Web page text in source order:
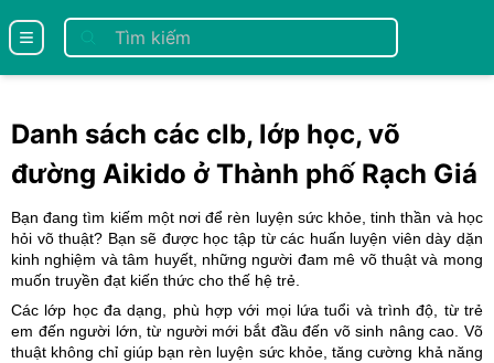
menu
Danh sách các clb, lớp học, võ
đường Aikido ở Thành phố Rạch Giá
Bạn đang tìm kiếm một nơi để rèn luyện sức khỏe, tinh thần và học
hỏi võ thuật? Bạn sẽ được học tập từ các huấn luyện viên dày dặn
kinh nghiệm và tâm huyết, những người đam mê võ thuật và mong
muốn truyền đạt kiến thức cho thế hệ trẻ.
Các lớp học đa dạng, phù hợp với mọi lứa tuổi và trình độ, từ trẻ
em đến người lớn, từ người mới bắt đầu đến võ sinh nâng cao. Võ
thuật không chỉ giúp bạn rèn luyện sức khỏe, tăng cường khả năng